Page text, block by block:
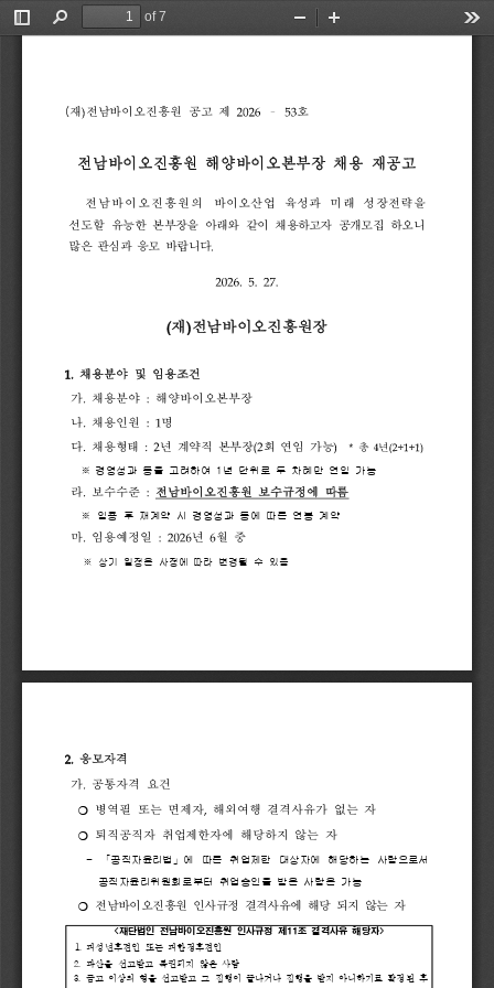
Toggle
Find
of 7
Zoom
(재)전남바이오진흥원 공고 제 2026 – 53호
전남바이오진흥원 해양바이오본부장 채용 재공고
전남바이오진흥원의 바이오산업 육성과 미래
성장전략을
선도할 유능한 본부장을 아래와 같이 채용하고자 공개모집
하오니
많은 관심과 응모 바랍니다.
2026. 5. 27.
(재)전남바이오진흥원장
1. 채용분야 및 임용조건
가
채용분야 : 해양바이오본부장
나
채용인원 : 1명
다
채용형태 : 2년 계약직 본부장(2회 연임 가능) * 총 4년(2+1+1)
※ 경영성과 등을 고려하여 1 년 단위로 두 차례만 연임 가능
라 보수수준 : 전남바이오진흥원 보수규정에 따름
※ 임용 후 재계약 시 경영성과 등에 따른 연봉 계약
마 임용예정일 : 2026년 6월 중
※ 상기 일정은 사정에 따라 변경될 수 있음
2.
응모자격
가
공통자격
요건
❍ 병역필 또는 면제자, 해외여행 결격사유가 없는 자
❍ 퇴직공직자 취업제한자에 해당하지 않는 자
- 「공직자윤리법 」 에 따른 취업제한 대상자에 해당하는
사람으로서
공직자윤리위원회로부터 취업승인을 받은 사람은 가능
❍ 전남바이오진흥원 인사규정 결격사유에 해당 되지 않는 자
<재단법인 전남바이오진흥원 인사규정 제11조 결격사유 해당자>
1. 피성년후견인 또는 피한정후견인
2.
파산을 선고받고 복권되지 않은 사람
3.
금고 이상의 형을 선고받고 그 집행이 끝나거나 집행을 받지 아니하기로 확정된 후